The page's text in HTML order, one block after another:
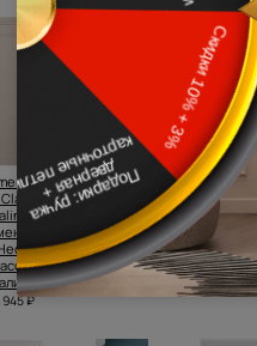
/
945 ₽
Tivoli /
Тиволи А-1
17 892 ₽
Dinastia /
Династия
Порта
Классик
23 200 ₽